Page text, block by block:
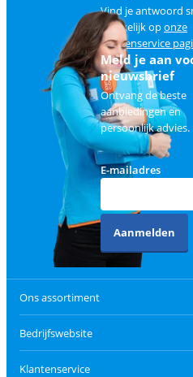
Vind je antwoord
makkelijk oponze
klantenservice
Meld je aan
nieuwsbrief
Ontvang de beste
aanbiedingen en
persoonlijk advies.
E-mailadres
Aanmelden
Ons assortiment
Bedrijfswebsite
Klantenservice